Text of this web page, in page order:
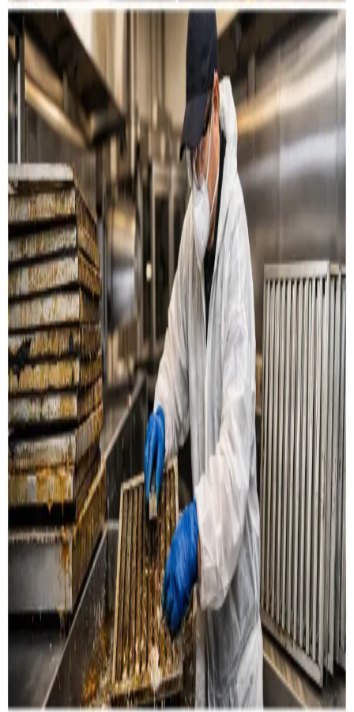
Restaurant & køkken
Rensning af emhætter, fedtkanaler og
udsugningssystemer til restauranter og storkøkkener i
Herning.
Læs mere